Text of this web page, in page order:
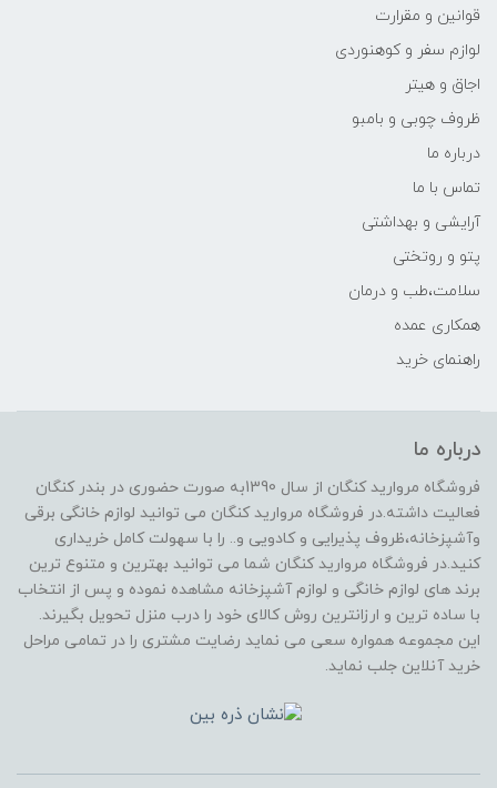
قوانین و مقرارت
لوازم سفر و کوهنوردی
اجاق و هیتر
ظروف چوبی و بامبو
درباره ما
تماس با ما
آرایشی و بهداشتی
پتو و روتختی
سلامت،طب و درمان
همکاری عمده
راهنمای خرید
درباره ما
فروشگاه مروارید کنگان از سال 1390به صورت حضوری در بندر کنگان
فعالیت داشته.در فروشگاه مروارید کنگان می توانید لوازم خانگی برقی
وآشپزخانه،ظروف پذیرایی و کادویی و.. را با سهولت کامل خریداری
کنید.در فروشگاه مروارید کنگان شما می توانید بهترین و متنوع ترین
برند های لوازم خانگی و لوازم آشپزخانه مشاهده نموده و پس از انتخاب
با ساده ترین و ارزانترین روش کالای خود را درب منزل تحویل بگیرند.
این مجموعه همواره سعی می نماید رضایت مشتری را در تمامی مراحل
خرید آنلاین جلب نماید.